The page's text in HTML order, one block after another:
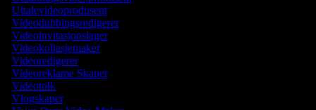
Uttalevideoprodusent
Videodubbingsredigerer
Videoinvitasjonslager
Videokollasjemaker
Videoredigerer
Videoreklame Skaper
Videotolk
Vlogskaper